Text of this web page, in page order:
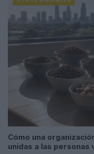
Cómo una
unidas a las personas